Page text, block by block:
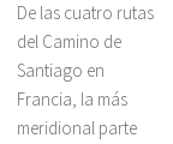
De las cuatro rutas
del Camino de
Santiago en
Francia, la más
meridional parte